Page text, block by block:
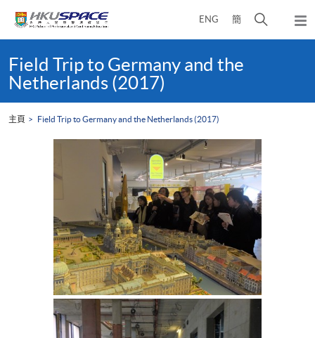
ENG 簡
開
面
彈
出
content
startField Trip to Germany and the
Netherlands (2017)
主頁 Field Trip to Germany and the Netherlands (2017)